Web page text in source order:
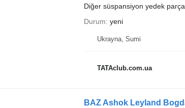
Diğer süspansiyon yedek parça
Durum yeni
Ukrayna, Sumi
TATAclub.com.ua